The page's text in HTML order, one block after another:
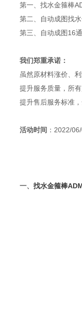
第一、找水金箍棒
第二、自动成图找
第三、自动成图16
我们郑重承诺：
虽然原材料涨价、
提升服务质量，所
提升售后服务标准
活动时间 ： 2022/
一、找水金箍棒